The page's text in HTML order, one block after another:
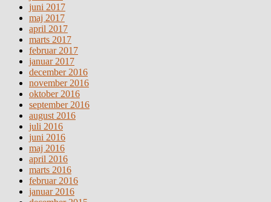
juni 2017
maj 2017
april 2017
marts 2017
februar 2017
januar 2017
december 2016
november 2016
oktober 2016
september 2016
august 2016
juli 2016
juni 2016
maj 2016
april 2016
marts 2016
februar 2016
januar 2016